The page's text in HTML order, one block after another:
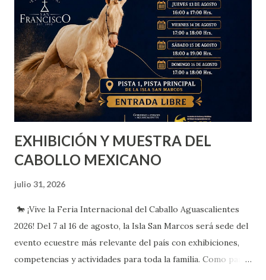
EXHIBICIÓN Y MUESTRA DEL
CABOLLO MEXICANO
julio 31, 2026
🐎 ¡Vive la Feria Internacional del Caballo Aguascalientes
2026! Del 7 al 16 de agosto, la Isla San Marcos será sede del
evento ecuestre más relevante del país con exhibiciones,
competencias y actividades para toda la familia. Como parte